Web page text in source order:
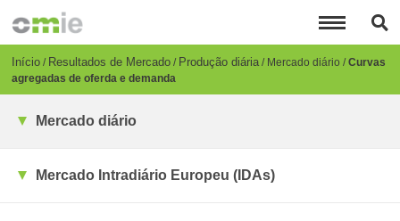
para
conteúdo
Breadcrumb
Início Resultados de Mercado Produção diária Mercado diário Curvas
agregadas de oferda e demanda
Mercado diário
Mercado Intradiário Europeu (IDAs)